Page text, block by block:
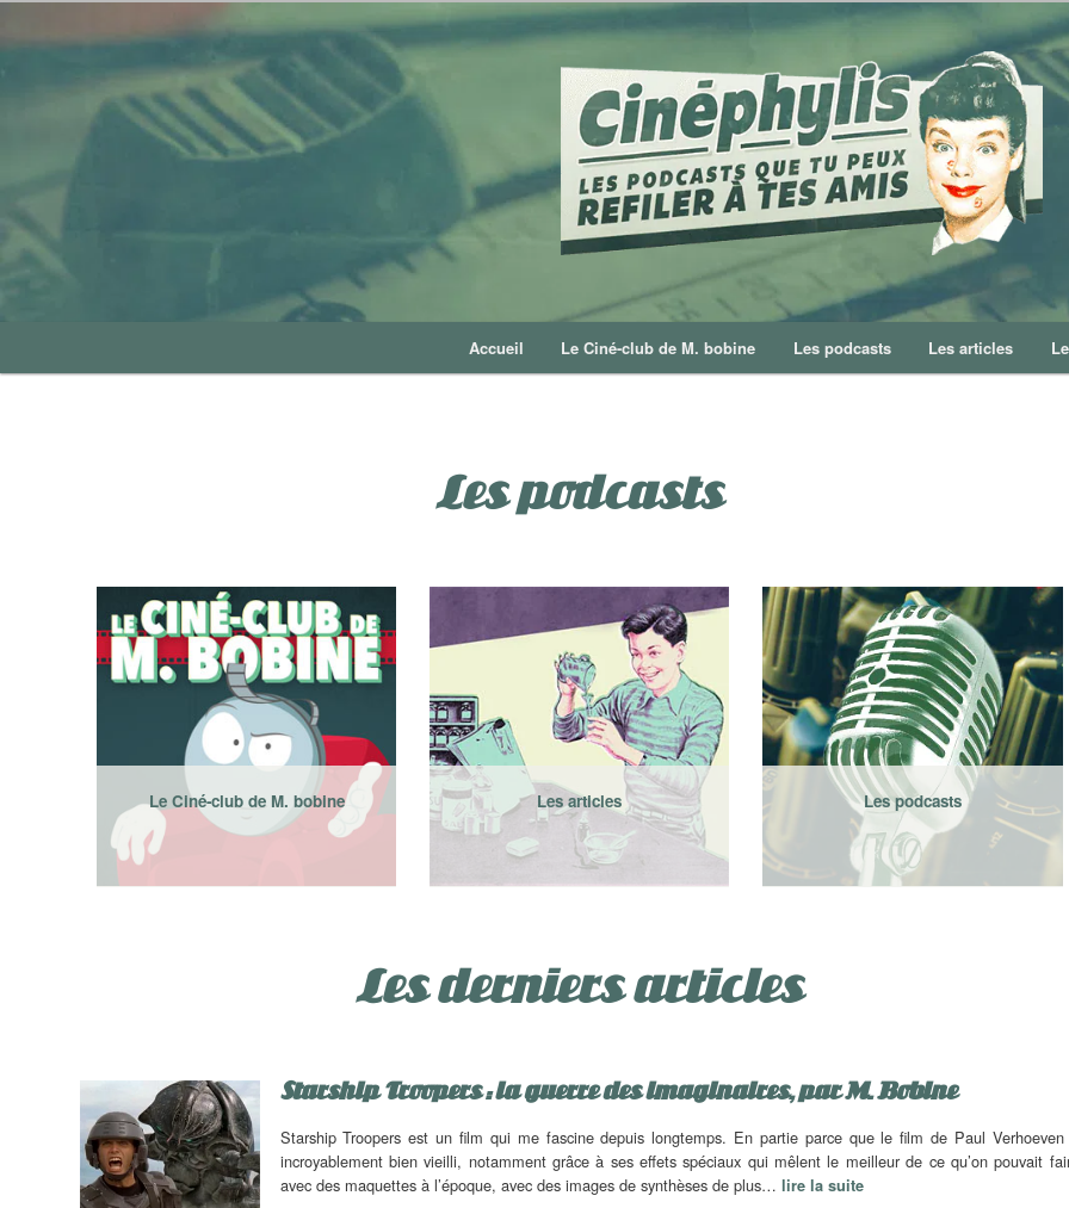
Accueil Le Ciné-club de M. bobine Les podcasts Les articles
Les podcasts
Le Ciné-club de M. bobine Les articles Les podcasts
Les derniers articles
Starship Troopers : la guerre des imaginaires, par M. Bobine
Starship Troopers est un film qui me fascine depuis longtemps. En partie parce que le film de Paul Verhoeven
incroyablement bien vieilli, notamment grâce à ses effets spéciaux qui mêlent le meilleur de ce qu’on pouvait
avec des maquettes à l’époque, avec des images de synthèses de plus… lire la suite